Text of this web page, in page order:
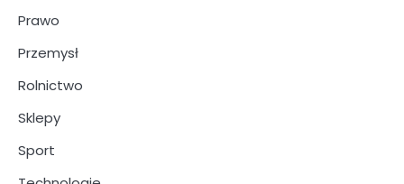
Prawo
Przemysł
Rolnictwo
Sklepy
Sport